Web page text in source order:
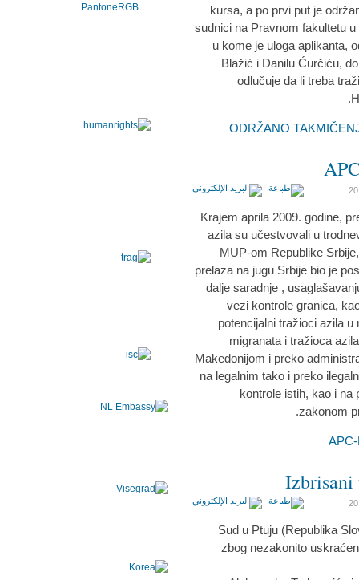
kursa, a po prvi put je
sudnici na Pravnom fakultetu
u kome je uloga aplikanta,
Blažić i Danilu Ćurčiću,
odlučuje da li treba
Krajem aprila 2009. godine,
azila su učestvovali u
MUP-om Republike
prelaza na jugu Srbije bio je
dalje saradnje ,
vezi kontrole granica,
potencijalni tražioci azila
migranata i tražioca
Makedonijom i preko
na legalnim tako i preko
kontrole istih, kao i na
zakonom
Izbrisani
Sud u Ptuju (Republika
zbog nezakonito